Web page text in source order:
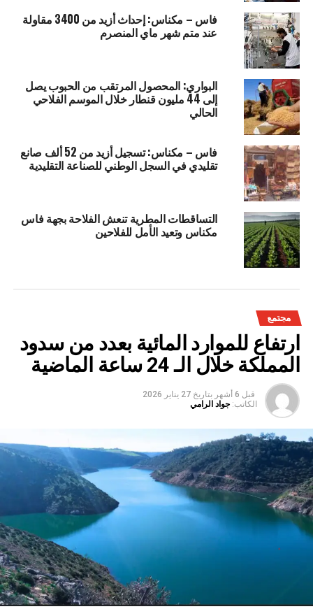
فاس – مكناس: إحداث أزيد من 3400 مقاولة
عند متم شهر ماي المنصرم
البواري: المحصول المرتقب من الحبوب يصل
إلى 44 مليون قنطار خلال الموسم الفلاحي
الحالي
فاس – مكناس: تسجيل أزيد من 52 ألف صانع
تقليدي في السجل الوطني للصناعة التقليدية
التساقطات المطرية تنعش الفلاحة بجهة فاس
مكناس وتعيد الأمل للفلاحين
مجتمع
ارتفاع للموارد المائية بعدد من سدود
المملكة خلال الـ 24 ساعة الماضية
قبل 6 أشهر بتاريخ 27 يناير 2026
الكاتب: جواد الرامي